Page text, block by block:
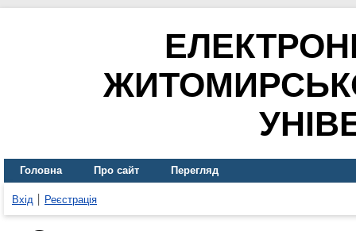
Головна Про сайт Перегляд
Вхід Реєстрація